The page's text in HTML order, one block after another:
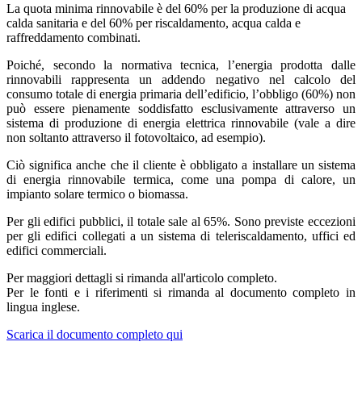
La quota minima rinnovabile è del 60% per la produzione di acqua
calda sanitaria e del 60% per riscaldamento, acqua calda e
raffreddamento combinati.
Poiché, secondo la normativa tecnica, l’energia prodotta dalle
rinnovabili rappresenta un addendo negativo nel calcolo del
consumo totale di energia primaria dell’edificio, l’obbligo (60%) non
può essere pienamente soddisfatto esclusivamente attraverso un
sistema di produzione di energia elettrica rinnovabile (vale a dire
non soltanto attraverso il fotovoltaico, ad esempio).
Ciò significa anche che il cliente è obbligato a installare un sistema
di energia rinnovabile termica, come una pompa di calore, un
impianto solare termico o biomassa.
Per gli edifici pubblici, il totale sale al 65%. Sono previste eccezioni
per gli edifici collegati a un sistema di teleriscaldamento, uffici ed
edifici commerciali.
Per maggiori dettagli si rimanda all'articolo completo.
Per le fonti e i riferimenti si rimanda al documento completo in
lingua inglese.
Scarica il documento completo qui